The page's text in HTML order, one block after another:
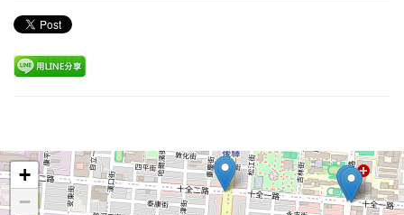
+
−